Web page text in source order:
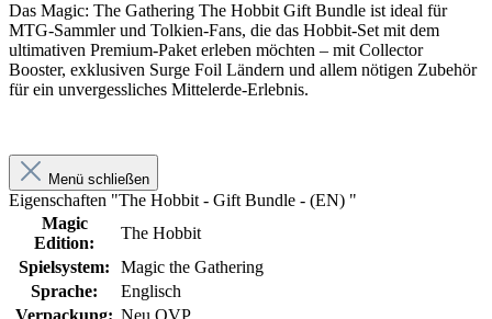
Das Magic: The Gathering The Hobbit Gift Bundle ist ideal für
MTG-Sammler und Tolkien-Fans, die das Hobbit-Set mit dem
ultimativen Premium-Paket erleben möchten – mit Collector
Booster, exklusiven Surge Foil Ländern und allem nötigen Zubehör
für ein unvergessliches Mittelerde-Erlebnis.
Menü schließen
Eigenschaften "The Hobbit - Gift Bundle - (EN) "
Magic
Edition:
The Hobbit
Spielsystem:
Magic the Gathering
Sprache:
Englisch